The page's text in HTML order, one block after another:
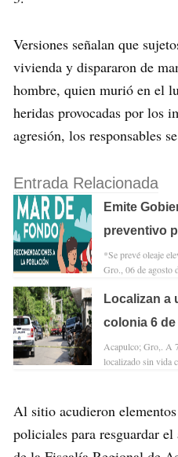
Versiones señalan que
vivienda y dispararon de
hombre, quien murió en el
heridas provocadas por los
agresión, los responsables
Entrada Relacionada
Emite
preventivo
*Se prevé oleaje
Gro., 06 de agosto
Localizan a
colonia 6
Acapulco; Gro,. A
localizado sin vida
Al sitio acudieron
policiales para resguardar